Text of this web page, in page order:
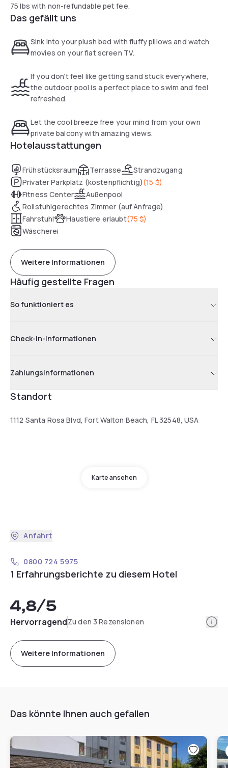
75 lbs with non-refundable pet fee.
Das gefällt uns
Sink into your plush bed with fluffy pillows and watch
movies on your flat screen TV.
If you don’t feel like getting sand stuck everywhere,
the outdoor pool is a perfect place to swim and feel
refreshed.
Let the cool breeze free your mind from your own
private balcony with amazing views.
Hotelausstattungen
Frühstücksraum Terrasse
Strandzugang
Privater Parkplatz (kostenpflichtig)(15 $)
Fitness Center
Außenpool
Rollstuhlgerechtes Zimmer (auf Anfrage)
Fahrstuhl
Haustiere erlaubt(75 $)
Wäscherei
Weitere Informationen
Häufig gestellte Fragen
So funktioniert es
Check-in-Informationen
Zahlungsinformationen
Standort
1112 Santa Rosa Blvd, Fort Walton Beach, FL 32548, USA
Karte ansehen
Anfahrt
0800 724 5975
1 Erfahrungsberichte zu diesem Hotel
4,8/5
HervorragendZu den 3 Rezensionen
Weitere Informationen
Das könnte Ihnen auch gefallen